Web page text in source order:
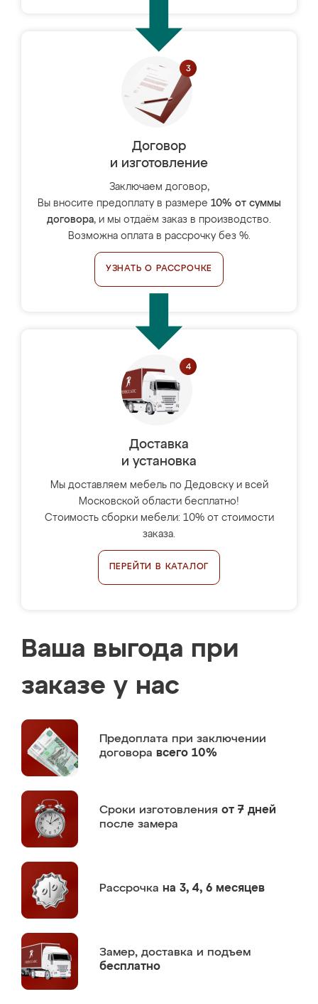
Договор
и изготовление
Заключаем договор,
Вы вносите предоплату в размере 10% от суммы
договора, и мы отдаём заказ в производство.
Возможна оплата в рассрочку без %.
УЗНАТЬ О РАССРОЧКЕ
Доставка
и установка
Мы доставляем мебель по Дедовску и всей
Московской области бесплатно!
Стоимость сборки мебели: 10% от стоимости
заказа.
ПЕРЕЙТИ В КАТАЛОГ
Ваша выгода при
заказе у нас
Предоплата при заключении
договора всего 10%
Сроки изготовления от 7 дней
после замера
Рассрочка на 3, 4, 6 месяцев
Замер, доставка и подъем
бесплатно